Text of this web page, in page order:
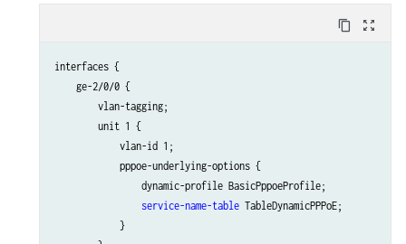
                    }
agent-specifier
                    aci "dunstable-ge-1/0/0.1" ari "kanata" {
delay 10;
                    }
                }
            }
content_copy zoom_out_map
interfaces {
    ge-2/0/0 {
        vlan-tagging;
        unit 1 {
            vlan-id 1;
            pppoe-underlying-options {
                dynamic-profile BasicPppoeProfile;
service-name-table TableDynamicPPPoE;
            }